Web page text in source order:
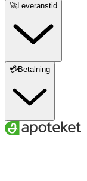
🚀Leveranstid
💳Betalning